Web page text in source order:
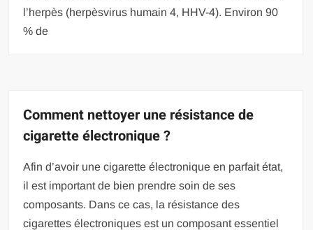
l’herpès (herpèsvirus humain 4, HHV-4). Environ 90
% de
Comment nettoyer une résistance de
cigarette électronique ?
Afin d’avoir une cigarette électronique en parfait état,
il est important de bien prendre soin de ses
composants. Dans ce cas, la résistance des
cigarettes électroniques est un composant essentiel